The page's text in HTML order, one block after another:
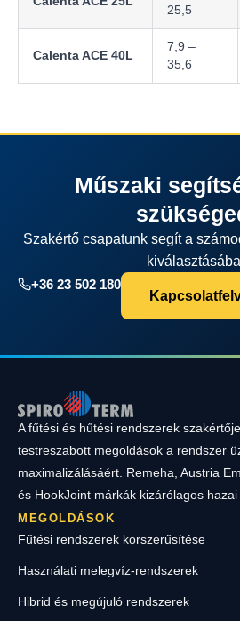
25,5
Calenta ACE 40L
7,9 –
35,6
Műszaki
Szakértő csapatunk segít a
+36 23 502 180
A fűtési és hűtési rendszerek
testreszabott megoldások a rendszer
maximalizálásáért. Remeha, Austria
és HookJoint márkák kizárólagos hazai
MEGOLDÁSOK
Fűtési rendszerek korszerűsítése
Használati melegvíz-rendszerek
Hibrid és megújuló rendszerek